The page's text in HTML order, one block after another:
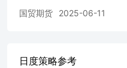
国贸期货 2025-06-11
日度策略参考